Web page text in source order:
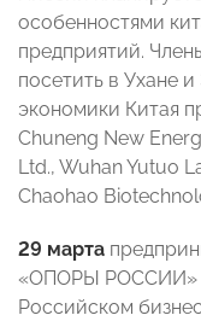
особенностями
предприятий.
посетить в Ухане
экономики Китая
Chuneng New
Ltd., Wuhan Yutuo
Chaohao
29 марта
«ОПОРЫ РОССИИ»
Российском